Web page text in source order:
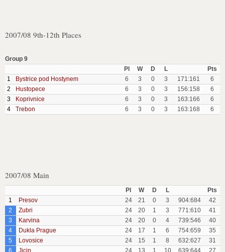
2007/08 9th-12th Places
Group 9
Pl
W D L
Pts
1
Bystrice pod Hostynem 6 3 0 3 171:161
6
2
Hustopece 6 3 0 3 156:158
6
3
Koprivnice 6 3 0 3 163:166
6
4
Trebon 6 3 0 3 163:168 6
2007/08 Main
Pl W D L
Pts
1
Presov 24 21 0 3 904:684
42
2
Zubri 24 20 1 3 771:610
41
3
Karvina 24 20 0 4 739:546
40
4
Dukla Prague 24 17 1 6 754:659
35
5
Lovosice 24 15 1 8 632:627
31
6
Jicin 24 13 1 10 639:644
27